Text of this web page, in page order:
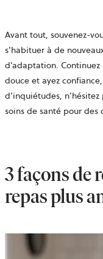
Avant tout, souvenez-
s’habituer à de
d’adaptation.
douce et ayez
d’inquiétudes,
soins de santé pour des
3 façons de
repas plus